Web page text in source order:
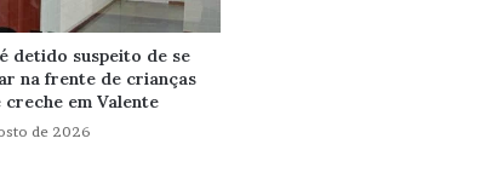
detido suspeito de se
na frente de crianças
em Valente
de 2026